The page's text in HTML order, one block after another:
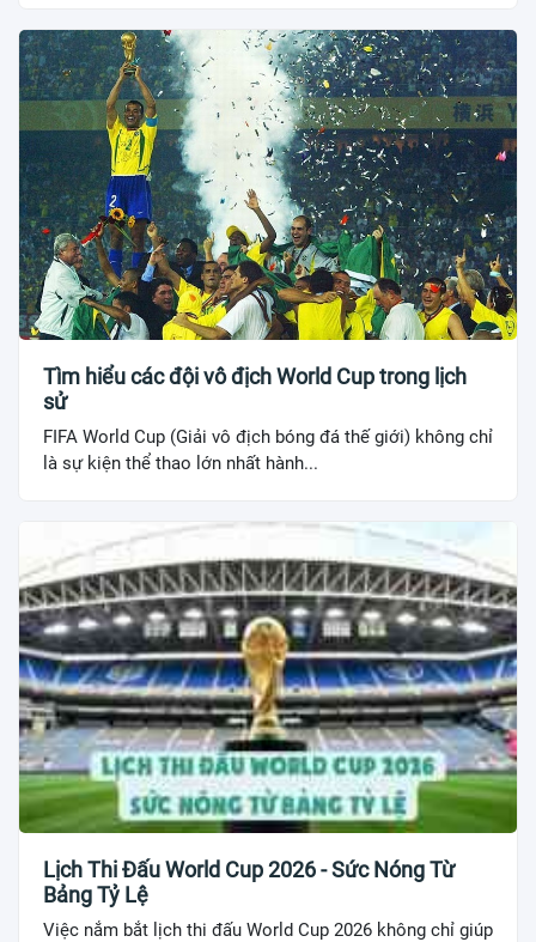
Tìm hiểu các đội vô địch World Cup trong lịch
sử
FIFA World Cup (Giải vô địch bóng đá thế giới) không chỉ
là sự kiện thể thao lớn nhất hành...
Lịch Thi Đấu World Cup 2026 - Sức Nóng Từ
Bảng Tỷ Lệ
Việc nắm bắt lịch thi đấu World Cup 2026 không chỉ giúp